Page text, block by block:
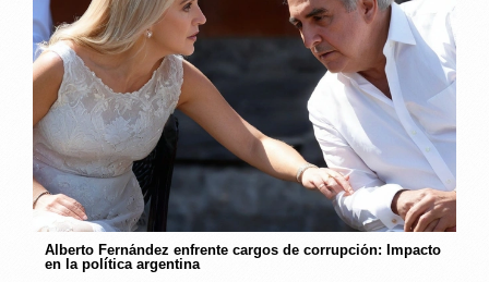
Alberto Fernández enfrente cargos de corrupción: Impacto
en la política argentina